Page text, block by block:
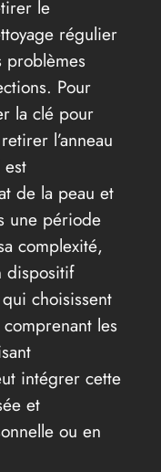
le
régulier
problèmes
Pour
la clé pour
l’anneau
de la peau et
une période
complexité,
dispositif
choisissent
les
intégrer cette
et
ou en